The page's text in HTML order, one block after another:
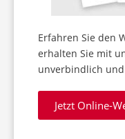
Erfahren Sie den
erhalten Sie mit
unverbindlich
Jetzt Online-